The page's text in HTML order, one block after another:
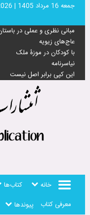
جمعه 16 مرداد 1405 |
مبانی نظری و عملی در
عاج‌های زیویه
با کودکان در موزۀ ملک
نیاسرنامه
این کپی برابر اصل نیست
خانه کتاب‌ها
معرفی کتاب
پیوندها